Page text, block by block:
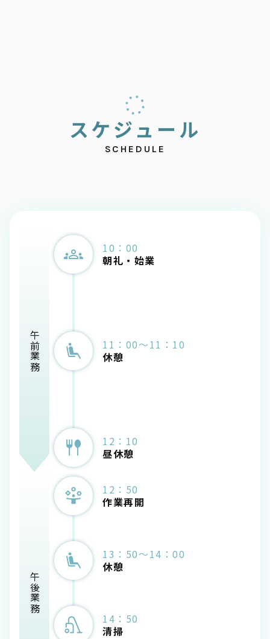
スケジュ ール
SCHEDULE
午前業務
10：00
朝礼・始業
11：00～11：10
休憩
12：10
昼休憩
午後業務
12：50
作業再開
13：50～14：00
休憩
14：50
清掃